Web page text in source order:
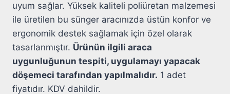
uyum sağlar. Yüksek kaliteli poliüretan malzemesi
ile üretilen bu sünger aracınızda üstün konfor ve
ergonomik destek sağlamak için özel olarak
tasarlanmıştır. Ürünün ilgili araca
uygunluğunun tespiti, uygulamayı yapacak
döşemeci tarafından yapılmalıdır. 1 adet
fiyatıdır. KDV dahildir.